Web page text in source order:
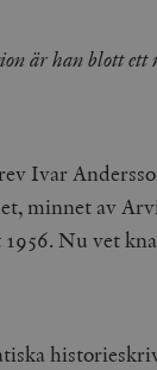
är han blott ett
Ivar
minnet av
Nu vet